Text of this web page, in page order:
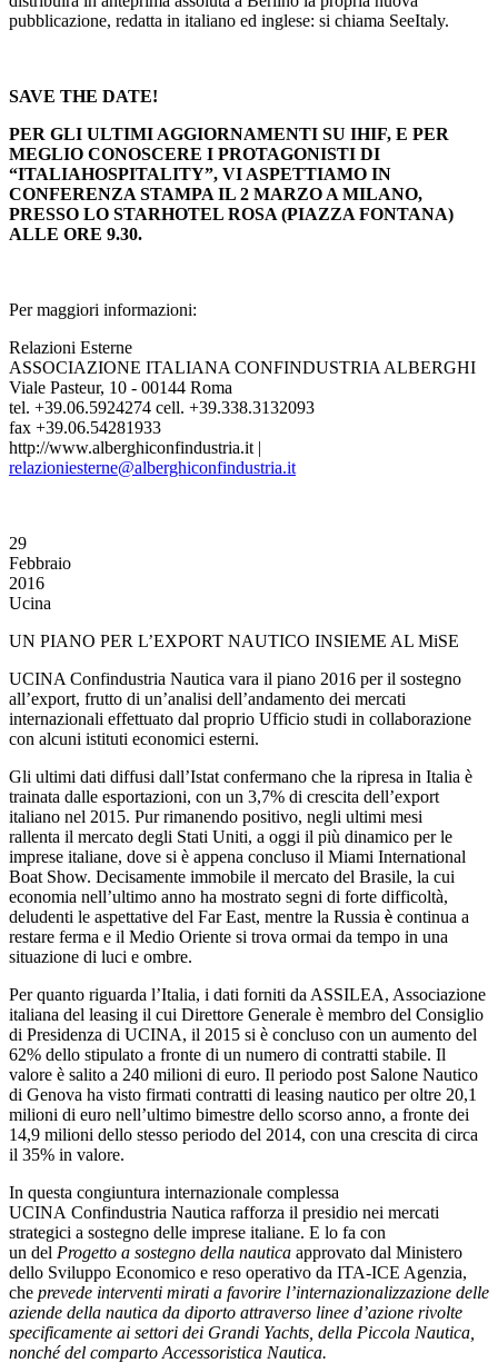
pubblicazione, redatta in italiano ed inglese: si chiama SeeItaly.
SAVE THE DATE!
PER GLI ULTIMI AGGIORNAMENTI SU IHIF, E PER
MEGLIO CONOSCERE I PROTAGONISTI DI
“ITALIAHOSPITALITY”, VI ASPETTIAMO IN
CONFERENZA STAMPA IL 2 MARZO A MILANO,
PRESSO LO STARHOTEL ROSA (PIAZZA FONTANA)
ALLE ORE 9.30.
Per maggiori informazioni:
Relazioni Esterne
ASSOCIAZIONE ITALIANA CONFINDUSTRIA ALBERGHI
Viale Pasteur, 10 - 00144 Roma
tel. +39.06.5924274 cell. +39.338.3132093
fax +39.06.54281933
http://www.alberghiconfindustria.it |
relazioniesterne@alberghiconfindustria.it
29
Febbraio
2016
Ucina
UN PIANO PER L’EXPORT NAUTICO INSIEME AL MiSE
UCINA Confindustria Nautica vara il piano 2016 per il sostegno
all’export, frutto di un’analisi dell’andamento dei mercati
internazionali effettuato dal proprio Ufficio studi in collaborazione
con alcuni istituti economici esterni.
Gli ultimi dati diffusi dall’Istat confermano che la ripresa in Italia è
trainata dalle esportazioni, con un 3,7% di crescita dell’export
italiano nel 2015. Pur rimanendo positivo, negli ultimi mesi
rallenta il mercato degli Stati Uniti, a oggi il più dinamico per le
imprese italiane, dove si è appena concluso il Miami International
Boat Show. Decisamente immobile il mercato del Brasile, la cui
economia nell’ultimo anno ha mostrato segni di forte difficoltà,
deludenti le aspettative del Far East, mentre la Russia è continua a
restare ferma e il Medio Oriente si trova ormai da tempo in una
situazione di luci e ombre.
Per quanto riguarda l’Italia, i dati forniti da ASSILEA, Associazione
italiana del leasing il cui Direttore Generale è membro del Consiglio
di Presidenza di UCINA, il 2015 si è concluso con un aumento del
62% dello stipulato a fronte di un numero di contratti stabile. Il
valore è salito a 240 milioni di euro. Il periodo post Salone Nautico
di Genova ha visto firmati contratti di leasing nautico per oltre 20,1
milioni di euro nell’ultimo bimestre dello scorso anno, a fronte dei
14,9 milioni dello stesso periodo del 2014, con una crescita di circa
il 35% in valore.
In questa congiuntura internazionale complessa
UCINA Confindustria Nautica rafforza il presidio nei mercati
strategici a sostegno delle imprese italiane. E lo fa con
un del Progetto a sostegno della nautica approvato dal Ministero
dello Sviluppo Economico e reso operativo da ITA-ICE Agenzia,
che prevede interventi mirati a favorire l’internazionalizzazione delle
aziende della nautica da diporto attraverso linee d’azione rivolte
specificamente ai settori dei Grandi Yachts, della Piccola Nautica,
nonché del comparto Accessoristica Nautica.